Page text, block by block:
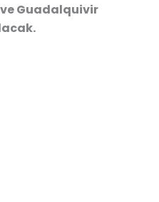
ve Guadalquivir